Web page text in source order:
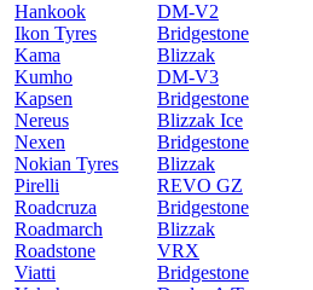
Hankook
Ikon Tyres
Kama
Kumho
Kapsen
Nereus
Nexen
Nokian Tyres
Pirelli
Roadcruza
Roadmarch
Roadstone
Viatti
DM-V2
Bridgestone
Blizzak
DM-V3
Bridgestone
Blizzak Ice
Bridgestone
Blizzak
REVO GZ
Bridgestone
Blizzak
VRX
Bridgestone